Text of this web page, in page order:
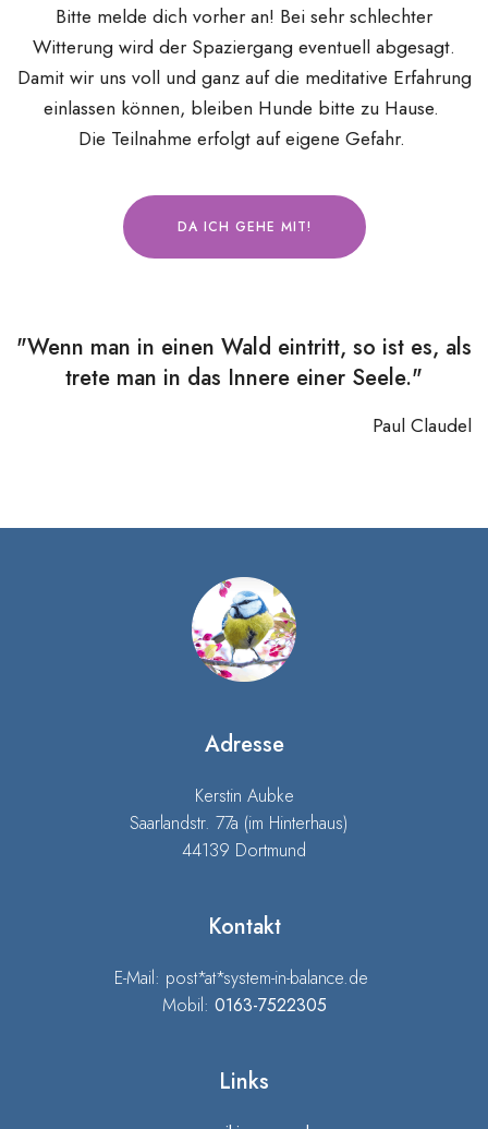
Bitte melde dich vorher an! Bei sehr schlechter
Witterung wird der Spaziergang eventuell abgesagt.
Damit wir uns voll und ganz auf die meditative Erfahrung
einlassen können, bleiben Hunde bitte zu Hause.
Die Teilnahme erfolgt auf eigene Gefahr.
DA ICH GEHE MIT!
"Wenn man in einen Wald eintritt, so ist es, als
trete man in das Innere einer Seele."
Paul Claudel
Adresse
Kerstin Aubke
Saarlandstr. 77a (im Hinterhaus)
44139 Dortmund
Kontakt
E-Mail: post*at*system-in-balance.de
Mobil: 0163-7522305
Links